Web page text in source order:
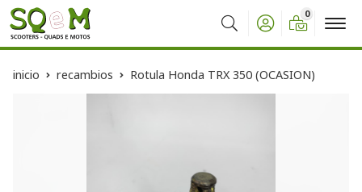
Buscar
0
inicio recambios Rotula Honda TRX 350 (OCASION)